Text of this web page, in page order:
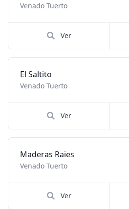
Venado Tuerto
Ver
El Saltito
Venado Tuerto
Ver
Maderas Raies
Venado Tuerto
Ver